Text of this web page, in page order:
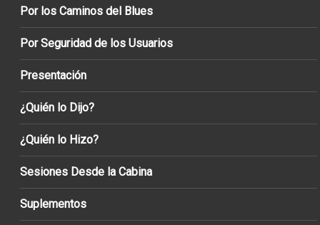
Por los Caminos del Blues
Por Seguridad de los Usuarios
Presentación
¿Quién lo Dijo?
¿Quién lo Hizo?
Sesiones Desde la Cabina
Suplementos